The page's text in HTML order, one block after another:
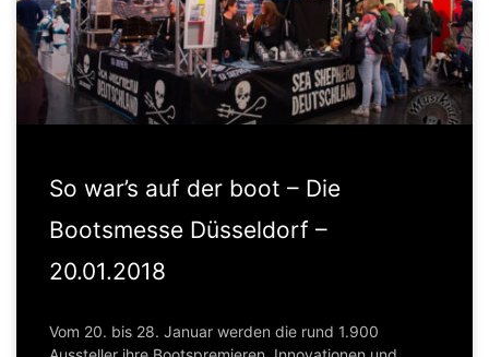
So war’s auf der boot – Die
Bootsmesse Düsseldorf –
20.01.2018
Vom 20. bis 28. Januar werden die rund 1.900